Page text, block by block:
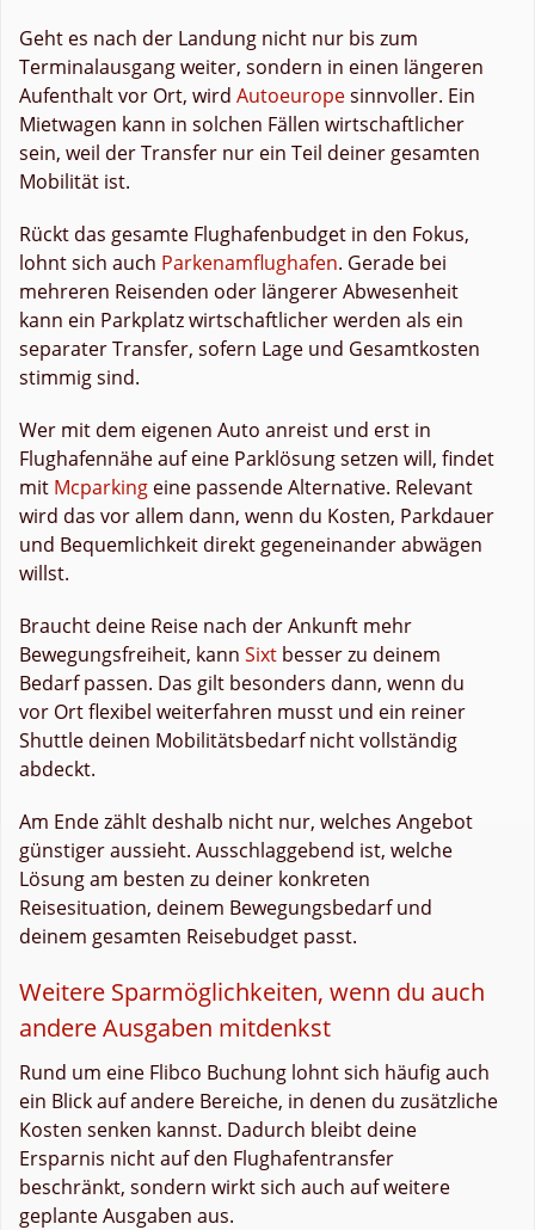
Geht es nach der Landung nicht nur bis zum
Terminalausgang weiter, sondern in einen längeren
Aufenthalt vor Ort, wird Autoeuropesinnvoller. Ein
Mietwagen kann in solchen Fällen wirtschaftlicher
sein, weil der Transfer nur ein Teil deiner gesamten
Mobilität ist.
Rückt das gesamte Flughafenbudget in den Fokus,
lohnt sich auch Parkenamflughafen. Gerade bei
mehreren Reisenden oder längerer Abwesenheit
kann ein Parkplatz wirtschaftlicher werden als ein
separater Transfer, sofern Lage und Gesamtkosten
stimmig sind.
Wer mit dem eigenen Auto anreist und erst in
Flughafennähe auf eine Parklösung setzen will, findet
mit Mcparking eine passende Alternative. Relevant
wird das vor allem dann, wenn du Kosten, Parkdauer
und Bequemlichkeit direkt gegeneinander abwägen
willst.
Braucht deine Reise nach der Ankunft mehr
Bewegungsfreiheit, kann Sixt besser zu deinem
Bedarf passen. Das gilt besonders dann, wenn du
vor Ort flexibel weiterfahren musst und ein reiner
Shuttle deinen Mobilitätsbedarf nicht vollständig
abdeckt.
Am Ende zählt deshalb nicht nur, welches Angebot
günstiger aussieht. Ausschlaggebend ist, welche
Lösung am besten zu deiner konkreten
Reisesituation, deinem Bewegungsbedarf und
deinem gesamten Reisebudget passt.
Weitere Sparmöglichkeiten, wenn du auch
andere Ausgaben mitdenkst
Rund um eine Flibco Buchung lohnt sich häufig auch
ein Blick auf andere Bereiche, in denen du zusätzliche
Kosten senken kannst. Dadurch bleibt deine
Ersparnis nicht auf den Flughafentransfer
beschränkt, sondern wirkt sich auch auf weitere
geplante Ausgaben aus.